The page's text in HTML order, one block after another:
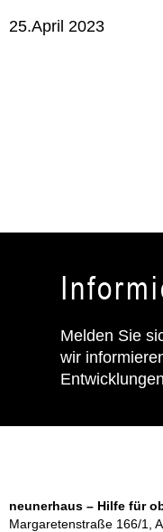
25.April 2023
Melden Sie
wir
neunerhaus – Hilfe für
Margaretenstraße 166/1,